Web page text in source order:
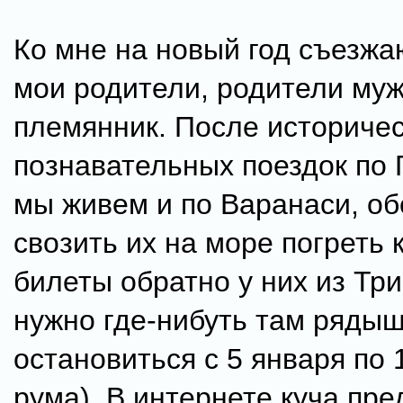
Ко мне на новый год
мои родители, родители
племянник. После
познавательных поездок по
мы живем и по Варанаси,
свозить их на море погреть
билеты обратно у них из
нужно где-нибуть там
остановиться с 5 января по